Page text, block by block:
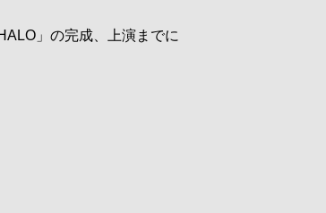
」の完成、上演までに